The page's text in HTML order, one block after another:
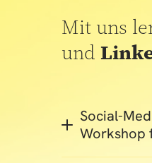
Mit uns
und
Social-
Workshop